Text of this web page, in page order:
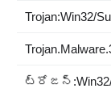
Trojan:Win32/